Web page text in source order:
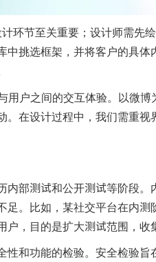
环节至关重要；设计师需先
中挑选框架，并将客户的具
用户之间的交互体验。以微博
。在设计过程中，我们需重
内部测试和公开测试等阶段
足。比如，某社交平台在内
户，目的是扩大测试范围，收
性和功能的检验。安全检验